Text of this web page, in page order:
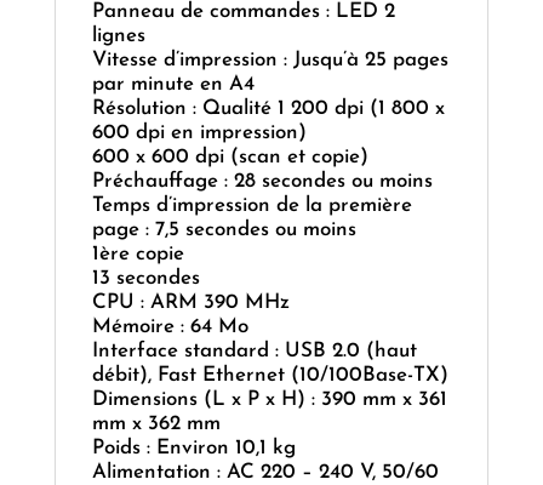
Panneau de commandes : LED 2
lignes
Vitesse d’impression : Jusqu’à 25 pages
par minute en A4
Résolution : Qualité 1 200 dpi (1 800 x
600 dpi en impression)
600 x 600 dpi (scan et copie)
Préchauffage : 28 secondes ou moins
Temps d’impression de la première
page : 7,5 secondes ou moins
1ère copie
13 secondes
CPU : ARM 390 MHz
Mémoire : 64 Mo
Interface standard : USB 2.0 (haut
débit), Fast Ethernet (10/100Base-TX)
Dimensions (L x P x H) : 390 mm x 361
mm x 362 mm
Poids : Environ 10,1 kg
Alimentation : AC 220 – 240 V, 50/60